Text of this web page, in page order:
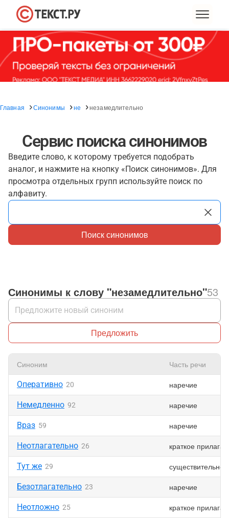
Главная Синонимы не незамедлительно
Сервис поиска синонимов
Введите слово, к которому требуется подобрать
аналог, и нажмите на кнопку «Поиск синонимов». Для
просмотра отдельных групп используйте поиск по
алфавиту.
Поиск синонимов
Синонимы к слову "незамедлительно"53
Предложить
Синоним Часть речи
Оперативно 20 наречие
Немедленно 92 наречие
Враз 59 наречие
Неотлагательно 26 краткое
Тут же 29 существительное
Безотлагательно 23 наречие
Неотложно 25 краткое